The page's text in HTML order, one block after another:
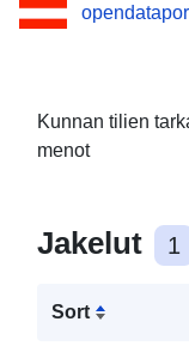
Kunnan tilien
menot
Jakelut 1
Sort